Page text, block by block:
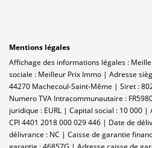
Mentions légales
Affichage des informations légales :
sociale : Meilleur Prix Immo | Adresse
44270 Machecoul-Saint-Même | Siret :
Numero TVA Intracommunautaire :
juridique : EURL | Capital social : 10 000 |
CPI 4401 2018 000 029 446 | Date de
délivrance : NC | Caisse de garantie